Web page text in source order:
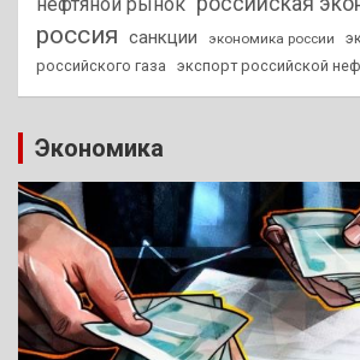
нефтяной рынок
россия санкции экономика россии
российского газа
экспорт российской
Экономика